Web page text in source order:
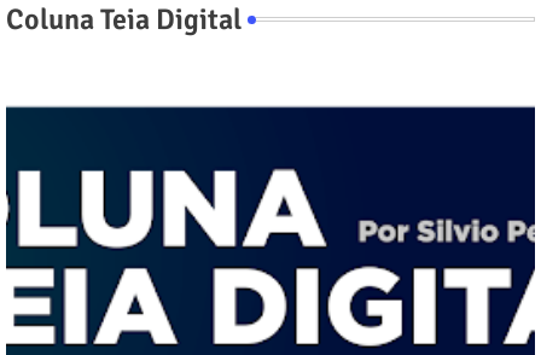
Coluna Teia Digital